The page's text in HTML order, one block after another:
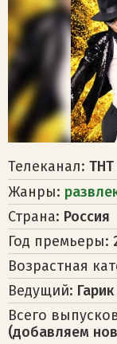
Телеканал: ТНТ
Жанры:
Страна: Россия
Год премьеры:
Возрастная
Ведущий:
Всего
(добавляем